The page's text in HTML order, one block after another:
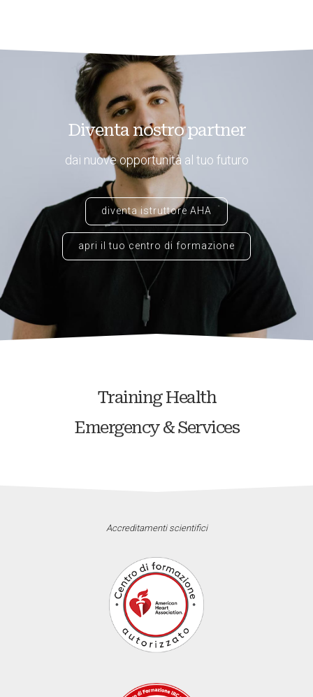
Diventa nostro partner
dai nuove opportunità al tuo futuro
diventa istruttore AHA
apri il tuo centro di formazione
Training Health
Emergency & Services
Accreditamenti scientifici